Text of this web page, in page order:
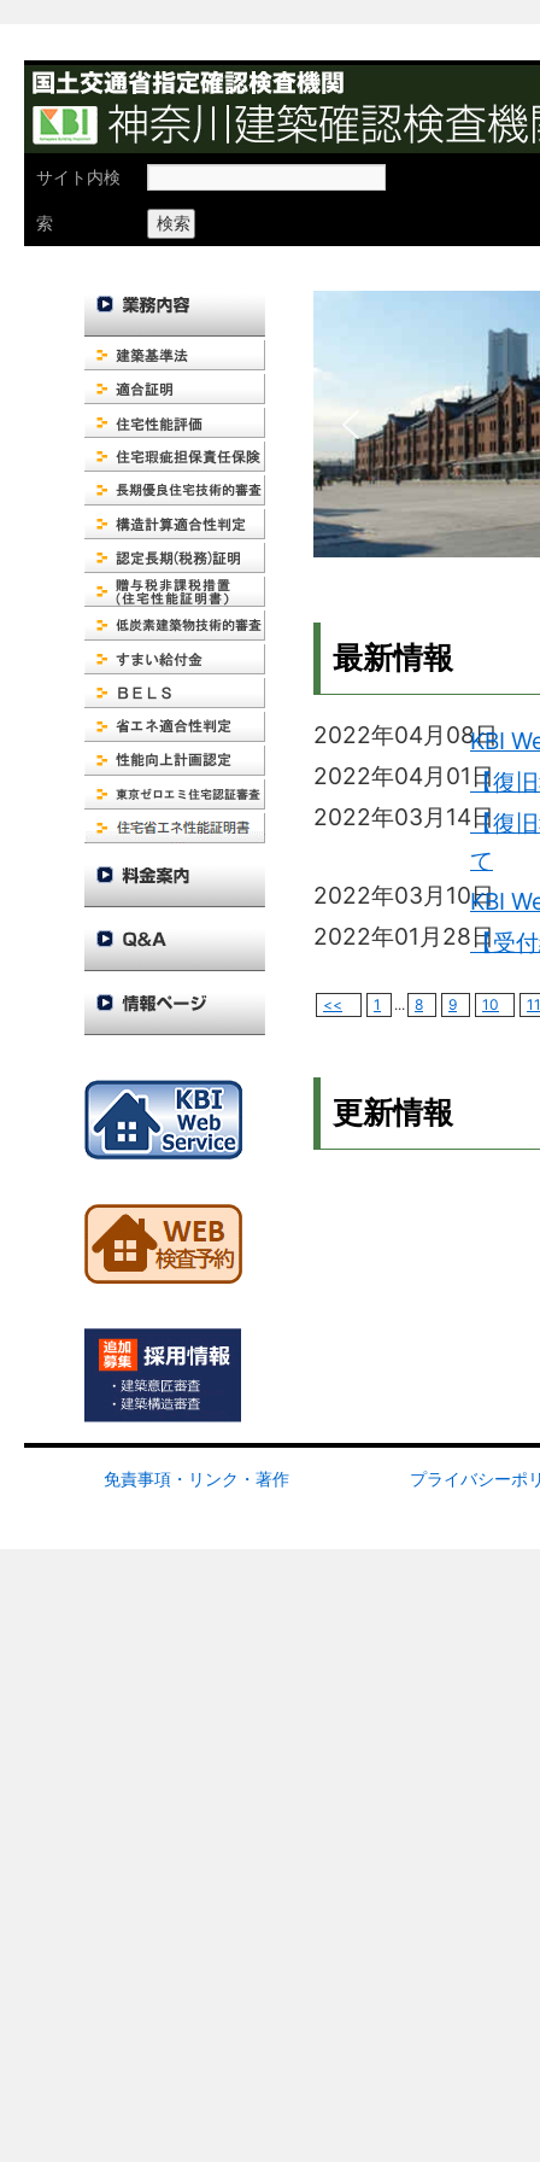
サイト内検
索 索:
最新情報
2022年04月08日
KBI
2022年04月01日【復
2022年03月14日【復
て
2022年03月10日
KBI
2022年01月28日【受
<< 1 ... 8 9 10 11
更新情報
免責事項・リンク・著作 プライバシーポ